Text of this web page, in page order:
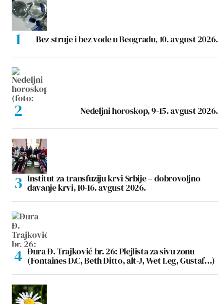
Bez struje i bez vode u Beogradu, 10. avgust 2026.
Nedeljni horoskop, 9-15. avgust 2026.
Institut za transfuziju krvi Srbije – dobrovoljno
davanje krvi, 10-16. avgust 2026.
Đura Đ. Trajković br. 26: Plejlista za sivu zonu
(Fontaines D.C, Beth Ditto, alt-J, Wet Leg, Gustaf…)